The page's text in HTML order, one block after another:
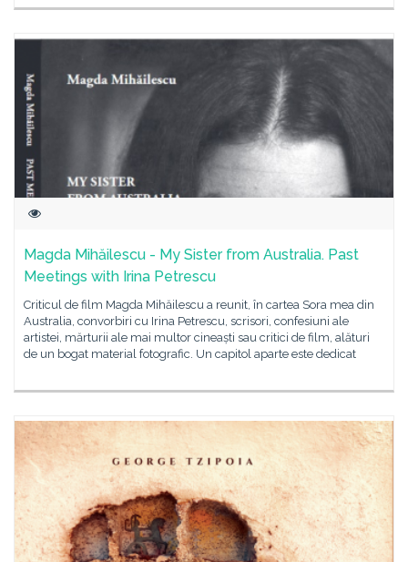
Magda Mihăilescu - My Sister from Australia. Past
Meetings with Irina Petrescu
Criticul de film Magda Mihăilescu a reunit, în cartea Sora mea din
Australia, convorbiri cu Irina Petrescu, scrisori, confesiuni ale
artistei, mărturii ale mai multor cineaști sau critici de film, alături
de un bogat material fotografic. Un capitol aparte este dedicat